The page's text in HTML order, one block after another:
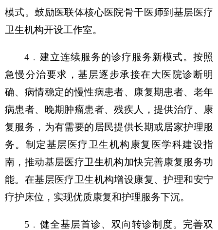
模式。鼓励医联体核心医院骨干医师到基层医疗
卫生机构开设工作室。
4﹒建立连续服务的诊疗服务新模式。按照
急慢分治要求，基层逐步承接在大医院诊断明
确、病情稳定的慢性病患者、康复期患者、老年
病患者、晚期肿瘤患者、残疾人，提供治疗、康
复服务，为有需要的居民提供长期或居家护理服
务。制定基层医疗卫生机构康复医学科建设指
南，推动基层医疗卫生机构加快完善康复服务功
能。在基层医疗卫生机构增设康复、护理和安宁
疗护床位，实现优质康复和护理服务下沉。
5﹒健全基层首诊、双向转诊制度。完善双